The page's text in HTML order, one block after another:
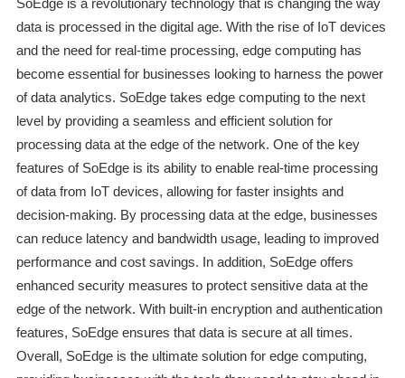
SoEdge is a revolutionary technology that is changing the way
data is processed in the digital age. With the rise of IoT devices
and the need for real-time processing, edge computing has
become essential for businesses looking to harness the power
of data analytics. SoEdge takes edge computing to the next
level by providing a seamless and efficient solution for
processing data at the edge of the network. One of the key
features of SoEdge is its ability to enable real-time processing
of data from IoT devices, allowing for faster insights and
decision-making. By processing data at the edge, businesses
can reduce latency and bandwidth usage, leading to improved
performance and cost savings. In addition, SoEdge offers
enhanced security measures to protect sensitive data at the
edge of the network. With built-in encryption and authentication
features, SoEdge ensures that data is secure at all times.
Overall, SoEdge is the ultimate solution for edge computing,